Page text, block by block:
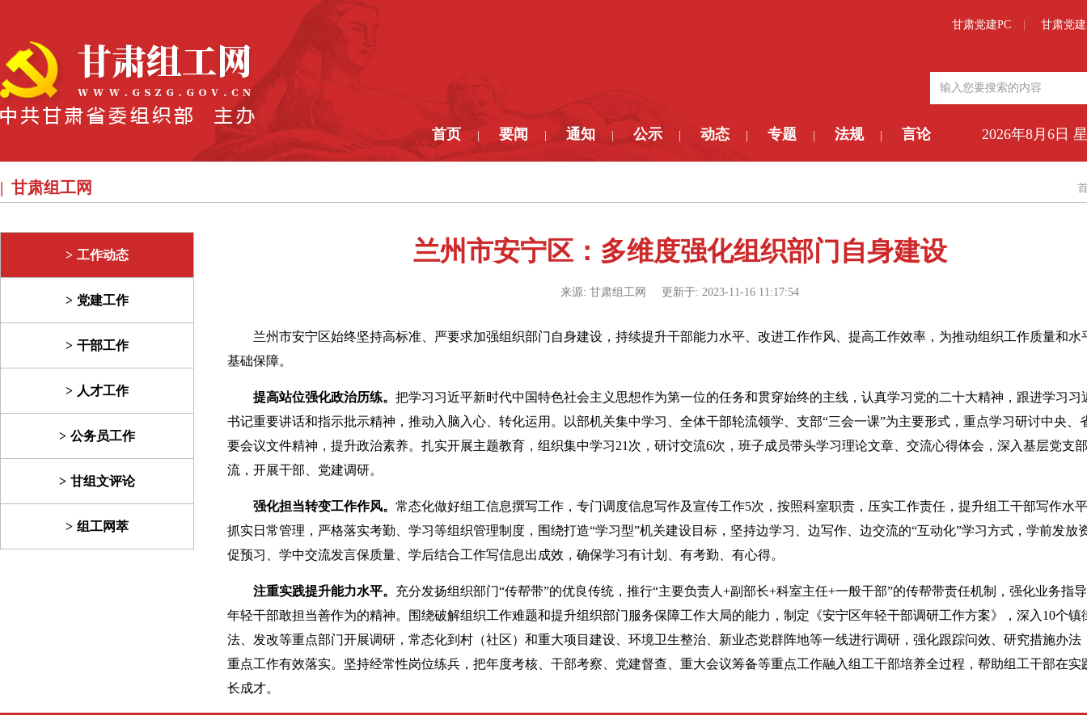
甘肃党建PC 甘肃党
首页 要闻 通知 公示 动态 专题 法规 言论 2026年8月6日
甘肃组工网
工作动态
党建工作
干部工作
人才工作
公务员工作
甘组文评论
组工网萃
兰州市安宁区：多维度强化组织部门自身建设
来源: 甘肃组工网 更新于: 2023-11-16 11:17:54
兰州市安宁区始终坚持高标准、严要求加强组织部门自身建设，持续提升干部能力水平、改进工作作风、提高工作效率，为推动组织工作质量和水
基础保障。
提高站位强化政治历练。 把学习习近平新时代中国特色社会主义思想作为第一位的任务和贯穿始终的主线，认真学习党的二十大精神，跟进学习习
书记重要讲话和指示批示精神，推动入脑入心、转化运用。以部机关集中学习、全体干部轮流领学、支部“三会一课”为主要形式，重点学习研讨中央、
要会议文件精神，提升政治素养。扎实开展主题教育，组织集中学习21次，研讨交流6次，班子成员带头学习理论文章、交流心得体会，深入基层党支
流，开展干部、党建调研。
强化担当转变工作作风。 常态化做好组工信息撰写工作，专门调度信息写作及宣传工作5次，按照科室职责，压实工作责任，提升组工干部写作水
抓实日常管理，严格落实考勤、学习等组织管理制度，围绕打造“学习型”机关建设目标，坚持边学习、边写作、边交流的“互动化”学习方式，学前发放
促预习、学中交流发言保质量、学后结合工作写信息出成效，确保学习有计划、有考勤、有心得。
注重实践提升能力水平。 充分发扬组织部门“传帮带”的优良传统，推行“主要负责人+副部长+科室主任+一般干部”的传帮带责任机制，强化业务指
年轻干部敢担当善作为的精神。围绕破解组织工作难题和提升组织部门服务保障工作大局的能力，制定《安宁区年轻干部调研工作方案》，深入10个镇
法、发改等重点部门开展调研，常态化到村（社区）和重大项目建设、环境卫生整治、新业态党群阵地等一线进行调研，强化跟踪问效、研究措施办法
重点工作有效落实。坚持经常性岗位练兵，把年度考核、干部考察、党建督查、重大会议筹备等重点工作融入组工干部培养全过程，帮助组工干部在实
长成才。